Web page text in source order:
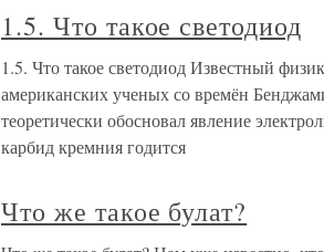
1.5. Что такое светодиод
1.5. Что такое светодиод Известный
американских ученых со времён
теоретически обосновал явление
карбид кремния годится
Что же такое булат?